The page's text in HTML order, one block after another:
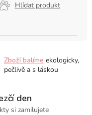
Hlídat produkt
Zboží balíme ekologicky,
pečlivě a s láskou
den
si zamilujete